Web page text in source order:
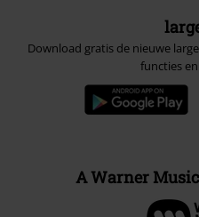
Download gratis de nieuwe
functies
A Warner